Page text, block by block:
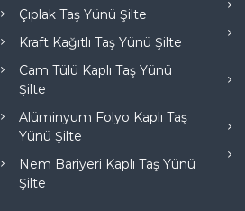
Çıplak Taş Yünü Şilte
Kraft Kağıtlı Taş Yünü Şilte
Cam Tülü Kaplı Taş Yünü
Şilte
Alüminyum Folyo Kaplı Taş
Yünü Şilte
Nem Bariyeri Kaplı Taş Yünü
Şilte